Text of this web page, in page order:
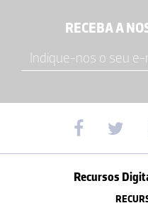
RECEBA A
Recursos